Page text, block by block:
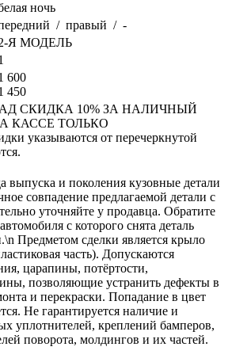
ночь
/ правый / -
Я МОДЕЛЬ
600
450
СКИДКА 10% ЗА НАЛИЧНЫЙ
КАССЕ ТОЛЬКО
от перечеркнутой
выпуска и поколения кузовные детали
совпадение предлагаемой детали с
уточняйте у продавца. Обратите
с которого снята деталь
Предметом сделки является крыло
часть). Допускаются
царапины, потёртости,
позволяющие устранить дефекты в
и перекраски. Попадание в цвет
Не гарантируется наличие и
уплотнителей, креплений бамперов,
поворота, молдингов и их частей.